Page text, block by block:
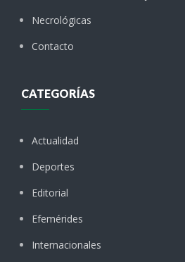
Necrológicas
Contacto
CATEGORÍAS
Actualidad
Deportes
Editorial
Efemérides
Internacionales